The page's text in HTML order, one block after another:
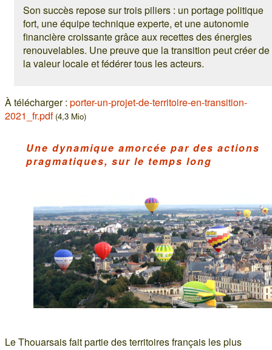
Son succès repose sur trois piliers : un portage politique
fort, une équipe technique experte, et une autonomie
financière croissante grâce aux recettes des énergies
renouvelables. Une preuve que la transition peut créer de
la valeur locale et fédérer tous les acteurs.
À télécharger : porter-un-projet-de-territoire-en-transition-
2021_fr.pdf (4,3 Mio)
Une dynamique amorcée par des actions
pragmatiques, sur le temps long
Le Thouarsais fait partie des territoires français les plus